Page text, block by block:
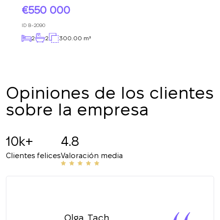
550 000
ID B-2090
2 2 300.00 m²
Opiniones de los clientes
sobre la empresa
10k+
Clientes felices
4.8
Valoración media
Olga_Tach
solicitud y le
responderemos en
breve.
La suscripción a las actualizaciones se ha
UKRAINE
+380